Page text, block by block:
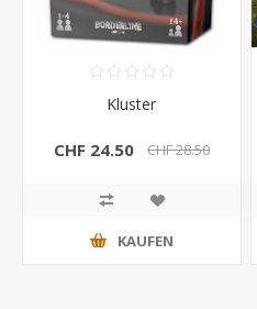
Kluster
CHF 24.50 CHF 28.50
KAUFEN